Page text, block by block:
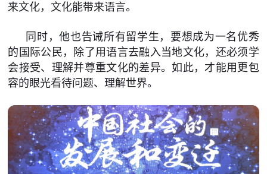
来文化，文化能带来语言。
同时，他也告诫所有留学生，要想成为一名优秀
的国际公民，除了用语言去融入当地文化，还必须学
会接受、理解并尊重文化的差异。如此，才能用更包
容的眼光看待问题、理解世界。